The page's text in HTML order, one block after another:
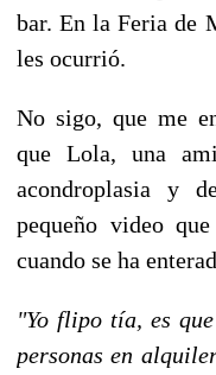
bar. En la Feria de
les ocurrió.
No sigo, que me
que Lola, una
acondroplasia y
pequeño video
cuando se ha
"Yo flipo tía, es
personas en